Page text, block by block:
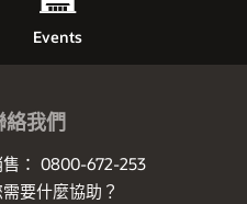
Events
絡我們
： 0800-672-253
要什麼協助？